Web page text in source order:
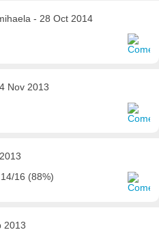
- 28 Oct 2014
Nov 2013
16 (88%)
2013